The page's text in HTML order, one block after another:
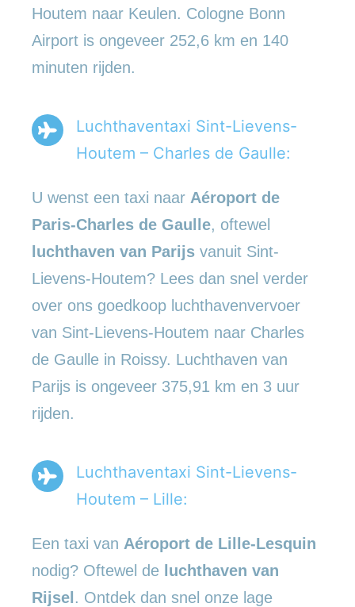
Houtem naar Keulen. Cologne Bonn
Airport is ongeveer 252,6 km en 140
minuten rijden.
Luchthaventaxi Sint-Lievens-
Houtem – Charles de Gaulle:
U wenst een taxi naar Aéroport de
Paris-Charles de Gaulle, oftewel
luchthaven van Parijs vanuit Sint-
Lievens-Houtem? Lees dan snel verder
over ons goedkoop luchthavenvervoer
van Sint-Lievens-Houtem naar Charles
de Gaulle in Roissy. Luchthaven van
Parijs is ongeveer 375,91 km en 3 uur
rijden.
Luchthaventaxi Sint-Lievens-
Houtem – Lille:
Een taxi van Aéroport de Lille-Lesquin
nodig? Oftewel de luchthaven van
Rijsel . Ontdek dan snel onze lage